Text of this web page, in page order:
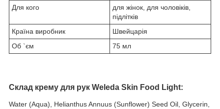
Для кого
для жінок, для чоловіків,
підлітків
Країна виробник
Швейцарія
Об `єм
75 мл
Склад крему для рук Weleda Skin Food Light:
Water (Aqua), Helianthus Annuus (Sunflower) Seed Oil, Glycerin,